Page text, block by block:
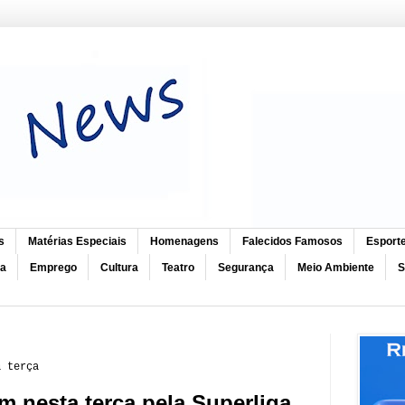
Matérias Especiais Homenagens Falecidos Famosos
Emprego Cultura Teatro Segurança Meio Ambiente
terça